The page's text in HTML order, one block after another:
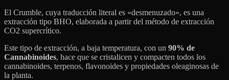
El Crumble, cuya traducción literal es «desmenuzado», es una
extracción tipo BHO, elaborada a partir del método de extracción
CO2 supercrítico.
Este tipo de extracción, a baja temperatura, con un 90% de
Cannabinoides, hace que se cristalicen y compacten todos los
cannabinoides, terpenos, flavonoides y propiedades oleaginosas de
la planta.